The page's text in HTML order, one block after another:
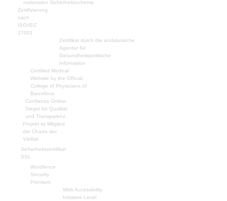
nationalen Sicherheitsschema
Zertifizierung
nach
ISO/IEC
27001
Zertifikat durch die andalusische
Agentur für
Gesundheitspolitische
Information
Certified Medical
Website by the Official
College of Physicians of
Barcelona
Confianza Online-
Siegel für Qualität
und Transparenz
Projekt ist Mitglied
der Charta der
Vielfalt
Sicherheitszertifikat
SSL
Wordfence
Security
Premium
Web Accessibility
Initiative Level